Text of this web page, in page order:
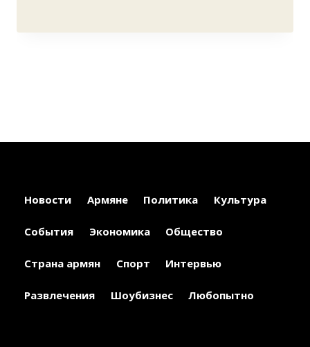
Новости Армяне Политика Культура
События Экономика Общество
Страна армян Спорт Интервью
Развлечения Шоубизнес Любопытно